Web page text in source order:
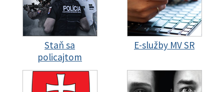
Staň sa
policajtom
E-služby MV SR